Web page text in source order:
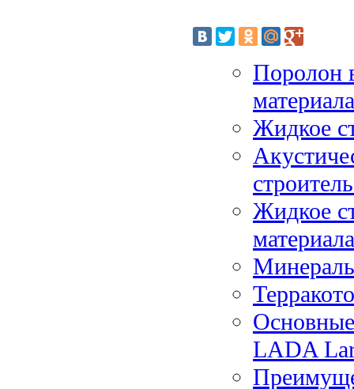
Поролон
материала
Жидкое
Жидкое
материала
LADA